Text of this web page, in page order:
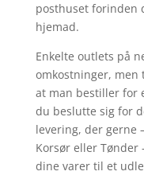
posthuset forinden
hjemad.
Enkelte outlets på
omkostninger,
at man bestiller for
du beslutte sig for
levering, der gerne
Korsør eller Tønder
dine varer til et